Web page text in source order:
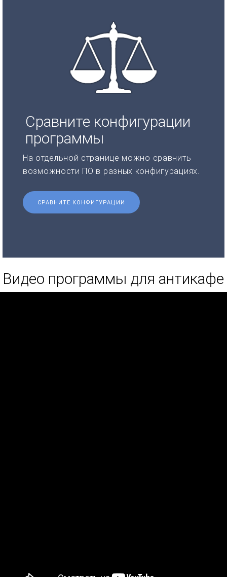
Сравните конфигурации
программы
На отдельной странице можно сравнить
возможности ПО в разных конфигурациях.
СРАВНИТЕ КОНФИГУРАЦИИ
Видео программы для антикафе